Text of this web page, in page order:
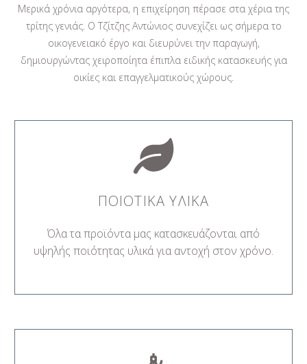
Μερικά χρόνια αργότερα, η επιχείρηση πέρασε στα χέρια της
τρίτης γενιάς. Ο Τζίτζης Αντώνιος συνεχίζει ως σήμερα το
οικογενειακό έργο και διευρύνει την παραγωγή,
δημιουργώντας χειροποίητα έπιπλα ειδικής κατασκευής για
οικίες και επαγγελματικούς χώρους.
ΠΟΙΟΤΙΚΑ ΥΛΙΚΑ
Όλα τα προϊόντα μας κατασκευάζονται από
υψηλής ποιότητας υλικά για αντοχή στον χρόνο.